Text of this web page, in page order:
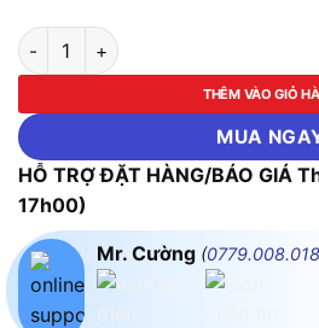
Cờ lê bộ (14 cây) Stanley
THÊM VÀO GIỎ
MUA
HỖ TRỢ ĐẶT HÀNG/BÁO GIÁ
17h00)
Mr. Cường (0779.008.018